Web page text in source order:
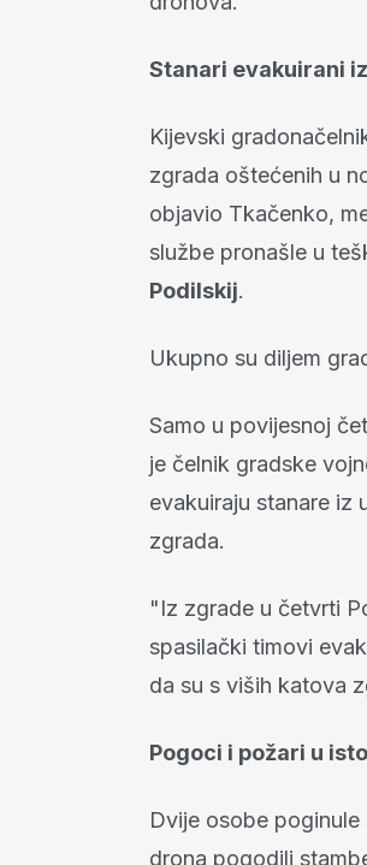
Stanari evakuirani
Kijevski
zgrada oštećenih u
objavio Tkačenko,
službe pronašle u
Podilskij.
Ukupno su diljem
Samo u povijesnoj
je čelnik gradske
evakuiraju stanare iz
zgrada.
"Iz zgrade u četvrti
spasilački timovi
da su s viših katova
Pogoci i požari u
Dvije osobe poginule
drona pogodili